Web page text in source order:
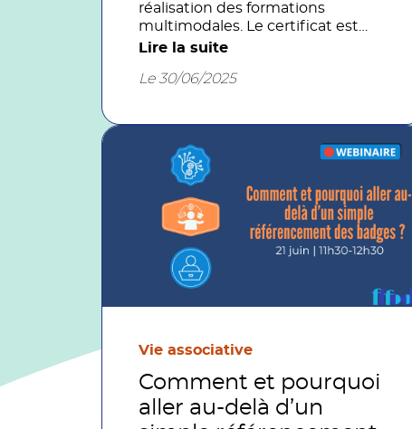
réalisation des formations
multimodales. Le certificat est
obligatoire pour les formations
compétences. Le modèle proposé
formation à distance.
Lire la suite
Le 30/06/2025
Vie associative
Comment et pourquoi
aller au-delà d’un